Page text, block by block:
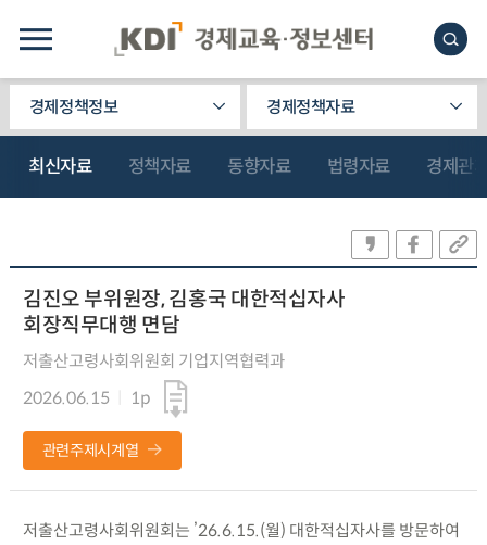
경제정책정보 경제정책자료
최신자료 정책자료 동향자료 법령자료 경제관
김진오 부위원장, 김홍국 대한적십자사
회장직무대행 면담
저출산고령사회위원회 기업지역협력과
2026.06.15
1p
관련주제시계열
저출산고령사회위원회는 ’26.6.15.(월) 대한적십자사를 방문하여